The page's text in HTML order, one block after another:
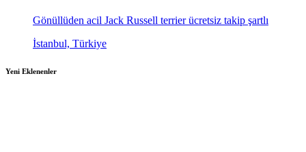
Gönüllüden acil Jack Russell terrier ücretsiz takip şartlı
İstanbul, Türkiye
Yeni Eklenenler